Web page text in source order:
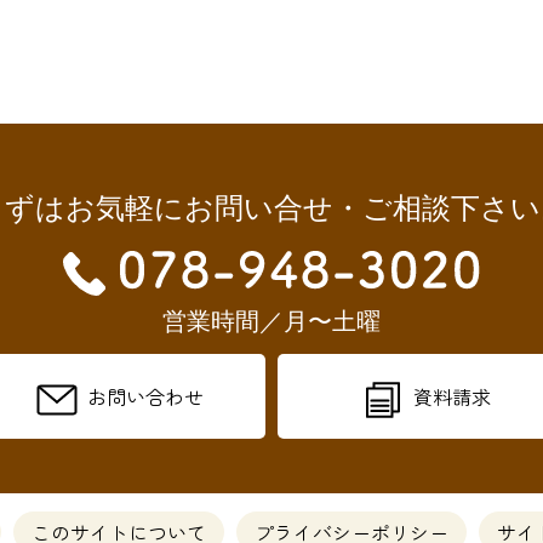
はお気軽にお問い合せ・ご相談下さい
営業時間／月〜土曜
お問い合わせ 資料請求
このサイトについて プライバシーポリシー サイ